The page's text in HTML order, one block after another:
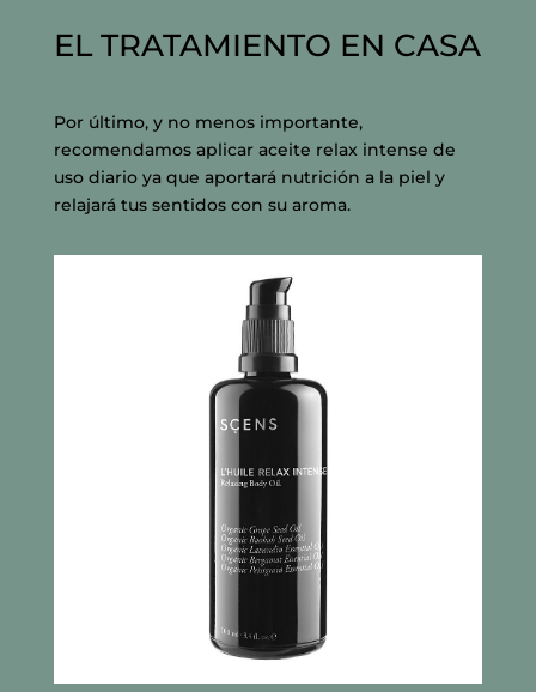
EL TRATAMIENTO EN CASA
Por último, y no menos importante,
recomendamos aplicar aceite relax intense de
uso diario ya que aportará nutrición a la piel y
relajará tus sentidos con su aroma.